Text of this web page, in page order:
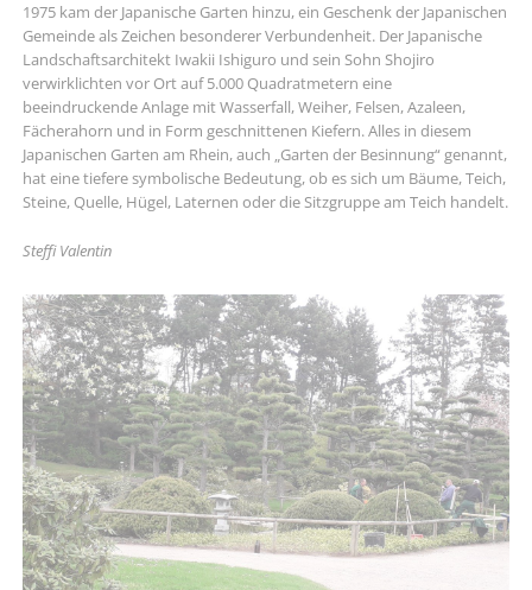
1975 kam der Japanische Garten hinzu, ein Geschenk der Japanischen
Gemeinde als Zeichen besonderer Verbundenheit. Der Japanische
Landschaftsarchitekt Iwakii Ishiguro und sein Sohn Shojiro
verwirklichten vor Ort auf 5.000 Quadratmetern eine
beeindruckende Anlage mit Wasserfall, Weiher, Felsen, Azaleen,
Fächerahorn und in Form geschnittenen Kiefern. Alles in diesem
Japanischen Garten am Rhein, auch „Garten der Besinnung“ genannt,
hat eine tiefere symbolische Bedeutung, ob es sich um Bäume, Teich,
Steine, Quelle, Hügel, Laternen oder die Sitzgruppe am Teich handelt.
Steffi Valentin